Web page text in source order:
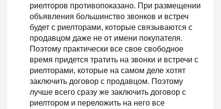
риелторов противопоказано. При размещении
объявления большинство звонков и встреч
будет с риелторами, которые связываются с
продавцом даже не от имени покупателя.
Поэтому практически все свое свободное
время придется тратить на звонки и встречи с
риелторами, которые на самом деле хотят
заключить договор с продавцом. Поэтому
лучше всего сразу же заключить договор с
риелтором и переложить на него все